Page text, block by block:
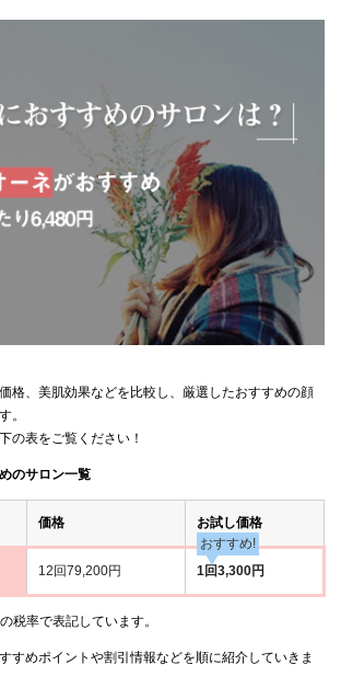
格、美肌効果などを比較し、厳選したおすすめの顔
。
の表をご覧ください！
のサロン一覧
価格 お試し価格
12回79,200円
おすすめ!
1回3,300円
税率で表記しています。
すめポイントや割引情報などを順に紹介していきま